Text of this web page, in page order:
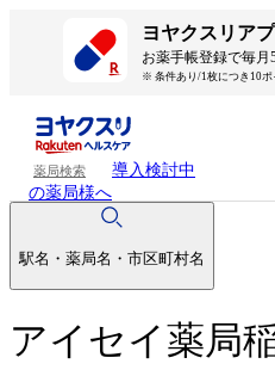
ヨヤクスリア
お薬手帳登録で毎月
※ 条件あり/1枚につき10ポ
薬局検索
導入検討中
の薬局様へ
駅名・薬局名・市区町村名
アイセイ薬局
処方せんを送って待ち時間を短
処方せんを送って待ち時間を短